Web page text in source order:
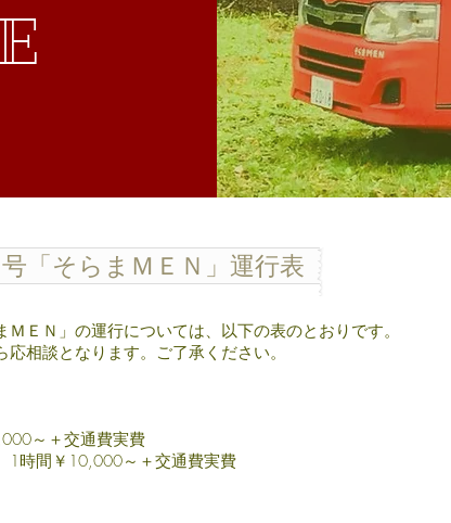
「そらまＭＥＮ」運行表
ＥＮ」の運行については、以下の表のとおりです。
相談となります。ご了承ください。
～＋交通費実費
時間￥10,000～＋交通費実費